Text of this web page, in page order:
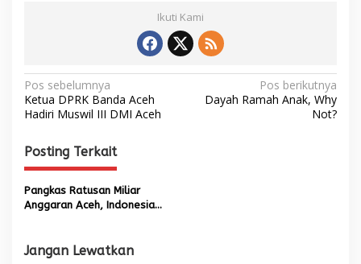
Ikuti Kami
N
a
i
g
a
i
Pos sebelumnya
Ketua DPRK Banda Aceh
Hadiri Muswil III DMI Aceh
Pos berikutnya
Dayah Ramah Anak, Why
Not?
Posting Terkait
Pangkas Ratusan Miliar
Anggaran Aceh, Indonesia
Jangan Lewatkan